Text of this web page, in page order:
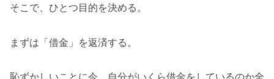
そこで、ひとつ目的を決める。
まずは「借金」を返済する。